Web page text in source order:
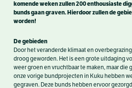
komende weken zullen 200 enthousiaste
bunds gaan graven. Hierdoor zullen de
worden!
De gebieden
Door het veranderde klimaat en
droog geworden. Het is een grote uitdaging
weer groen en vruchtbaar te maken, maar die
onze vorige bundprojecten in Kuku hebben
gegraven. Deze bunds hebben ervoor